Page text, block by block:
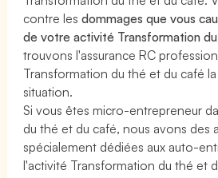
contre lesdommages que vous
de votre activité Transformation
trouvons l'assurance RC
Transformation du thé et du café
situation.
Si vous êtes micro-entrepreneur
du thé et du café, nous avons des
spécialement dédiées aux auto-
l'activité Transformation du thé et